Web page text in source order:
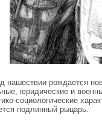
нашествии рождается
юридические и
социологические
подлинный рыцарь.